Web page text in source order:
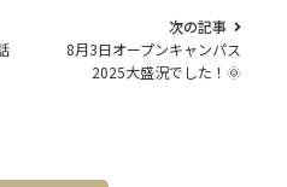
次の記事
8月3日オープンキャンパス
2025大盛況でした！🌞